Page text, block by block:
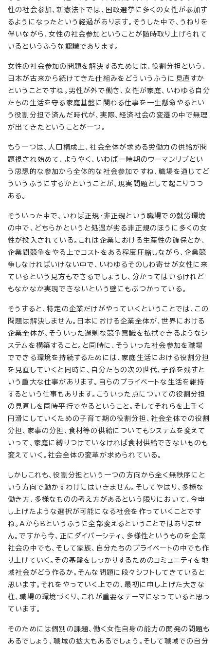
性の社会参加、新憲法下では、国政選挙に多くの女性が参加す
るようになったという経過があります。そうした中で、うねりを
伴いながら、女性の社会参加ということが随時取り上げられて
いるというふうな認識であります。
女性の社会参加の問題を解決するためには、役割分担という、
日本が古来から続けてきた仕組みをどういうふうに見直すか
ということですね。男性が外で働き、女性が家庭、いわゆる自分
たちの生活を守る家庭基盤に関わる仕事を一生懸命やるとい
う役割分担で済んだ時代が、実際、経済社会の変遷の中で無理
が出てきたということが一つ。
もう一つは、人口構成上、社会全体が求める労働力の供給が問
題視され始めて、ようやく、いわば一時期のウーマンリブとい
う思想的な参加から全体的な社会参加ですね、職場を通じてど
ういうふうにするかということが、現実問題として起こりつつ
ある。
そういった中で、いわば正規・非正規という職場での就労環境
の中で、どちらかというと処遇が劣る非正規のほうに多くの女
性が投入されている。これは企業における生産性の確保とか、
企業間競争をやる上でコストをある程度圧縮しながら、企業競
争しなければいけない中で、いわゆるそのしわ寄せが女性に来
ているという見方もできるでしょうし、分かってはいるけれど
もなかなか実現できないという壁にもぶつかっている。
そうすると、特定の企業だけがやっていくということでは、この
問題は解決しません。日本における企業全体が、世界における
企業全体が、そういった過剰な競争意識を払拭できるようなシ
ステムを構築すること。と同時に、そういった社会参加を職場
でできる環境を持続するためには、家庭生活における役割分担
を見直していくと同時に、自分たちの次の世代、子孫を残すと
いう重大な仕事があります。自らのプライベートな生活を維持
するという仕事もあります。こういった点についての役割分担
の見直しを同時平行でやるということ。そしてそれらを上手く
円滑にしていくための子育て期の役割分担、社会全体での役割
分担、家事の分担、食材等の供給についてもシステムを変えて
いって、家庭に縛りつけていなければ食材供給できないものも
変えていく。社会全体の変革が求められている。
しかしこれも、役割分担という一つの方向から全く無秩序にと
いう方向で動かすわけにはいきません。そしてやはり、多様な
働き方、多様なものの考え方があるという限りにおいて、今申
し上げたような選択が可能になる社会を作っていくことです
ね。AからBというふうに全部変えるということではありませ
ん。ですから今、正にダイバーシティ、多様性というものを企業
社会の中でも、そして家族、自分たちのプライベートの中でも作
り上げていく。その基盤をしっかりするためのコミュニティを地
域社会がどう作るか。そんな問題に段々シフトしてきていると
思います。それをやっていく上での、最初に申し上げた大きな
柱、職場の環境づくり、これが重要なテーマになっていると思っ
ています。
そのためには個別の課題、働く女性自身の能力の開発の問題も
あるでしょう、職域の拡大もあるでしょう。そして職域での自分